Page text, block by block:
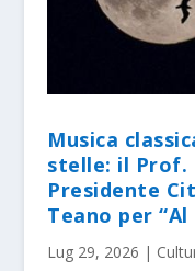
Musica
stelle: il Prof.
Presidente
Teano per
Lug 29, 2026 |